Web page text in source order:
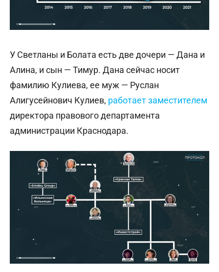
У Светланы и Болата есть две дочери — Дана и
Алина, и сын — Тимур. Дана сейчас носит
фамилию Кулиева, ее муж — Руслан
Алигусейнович Кулиев, работает заместителем
директора правового департамента
администрации Краснодара.